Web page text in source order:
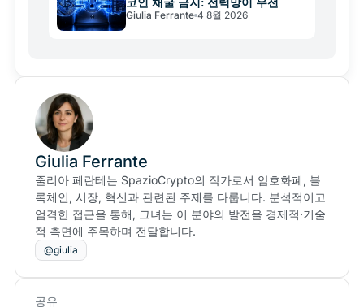
Giulia Ferrante 4 8월 2026
Giulia Ferrante
줄리아 페란테는 SpazioCrypto의 작가로서 암호화폐, 블
록체인, 시장, 혁신과 관련된 주제를 다룹니다. 분석적이고
엄격한 접근을 통해, 그녀는 이 분야의 발전을 경제적·기술
적 측면에 주목하며 전달합니다.
@giulia
공유